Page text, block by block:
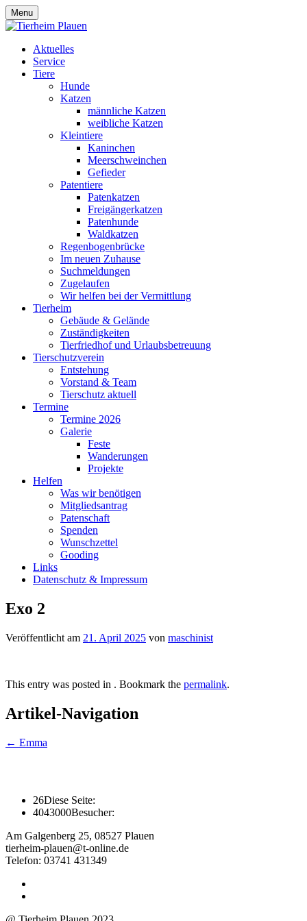
Menu
Aktuelles
Service
Tiere
Hunde
Katzen
männliche Katzen
weibliche Katzen
Kleintiere
Kaninchen
Meerschweinchen
Gefieder
Patentiere
Patenkatzen
Freigängerkatzen
Patenhunde
Waldkatzen
Regenbogenbrücke
Im neuen Zuhause
Suchmeldungen
Zugelaufen
Wir helfen bei der Vermittlung
Tierheim
Gebäude & Gelände
Zuständigkeiten
Tierfriedhof und Urlaubsbetreuung
Tierschutzverein
Entstehung
Vorstand & Team
Tierschutz aktuell
Termine
Termine 2026
Galerie
Feste
Wanderungen
Projekte
Helfen
Was wir benötigen
Mitgliedsantrag
Patenschaft
Spenden
Wunschzettel
Gooding
Links
Datenschutz & Impressum
Exo 2
Veröffentlicht am 21. April 2025 von maschinist
This entry was posted in . Bookmark the permalink.
Artikel-Navigation
← Emma
26Diese Seite:
4043000Besucher:
Am Galgenberg 25, 08527 Plauen
tierheim-plauen@t-online.de
Telefon: 03741 431349